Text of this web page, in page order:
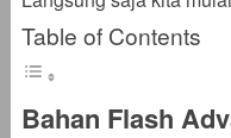
Table of Contents
Bahan Flash